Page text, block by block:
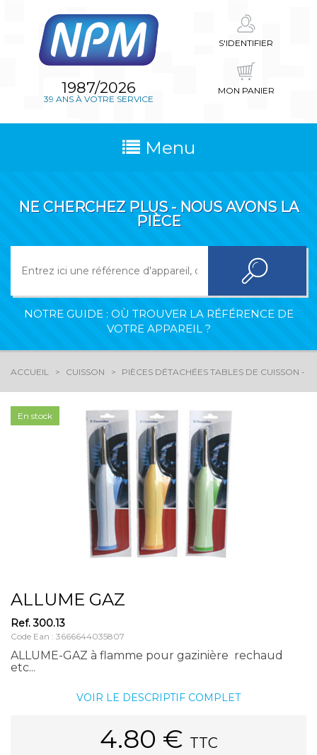
1987/2026
39 ANS À VOTRE SERVICE
S'IDENTIFIER
MON PANIER
Menu
NE CHERCHEZ PLUS - NOUS AVONS LA
PIÈCE
NOTRE GUIDE : OÙ TROUVER LA RÉFÉRENCE DE
VOTRE APPAREIL ?
ACCUEIL CUISSON PIÈCES DÉTACHÉES TABLES DE CUISSON -
En stock
ALLUME GAZ
Ref.300.13
Code Ean : 3666644035807
ALLUME-GAZ à flamme pour gazinière rechaud
etc...
VOIR LE DESCRIPTIF COMPLET
4.80 € TTC